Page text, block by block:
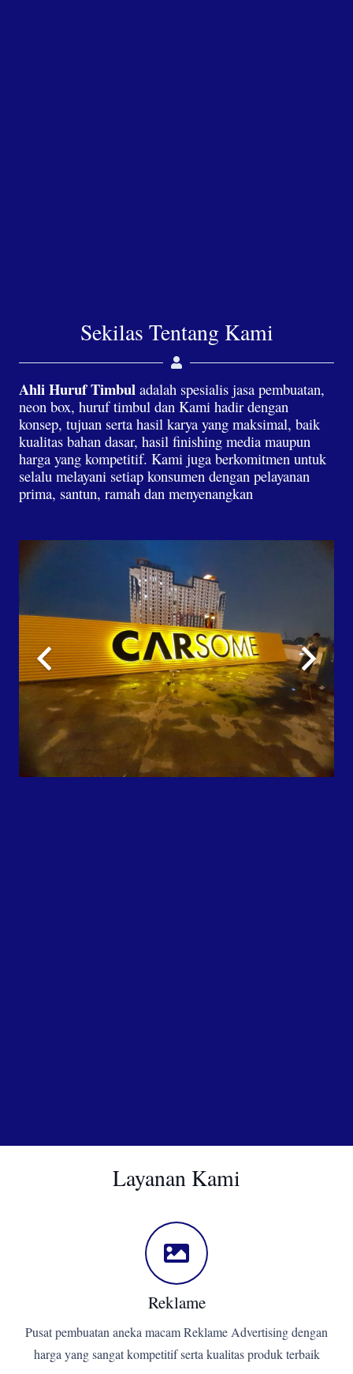
Sekilas Tentang Kami
Ahli Huruf Timbul adalah spesialis jasa pembuatan,
neon box, huruf timbul dan Kami hadir dengan
konsep, tujuan serta hasil karya yang maksimal, baik
kualitas bahan dasar, hasil finishing media maupun
harga yang kompetitif. Kami juga berkomitmen untuk
selalu melayani setiap konsumen dengan pelayanan
prima, santun, ramah dan menyenangkan
Layanan Kami
Reklame
Pusat pembuatan aneka macam Reklame Advertising dengan
harga yang sangat kompetitif serta kualitas produk terbaik